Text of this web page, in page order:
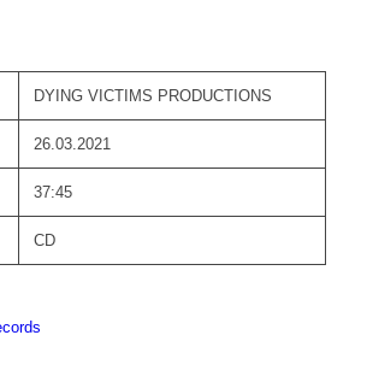
DYING VICTIMS PRODUCTIONS
26.03.2021
37:45
CD